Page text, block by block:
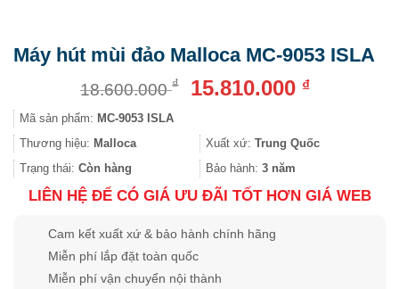
Máy hút mùi đảo Malloca MC-9053 ISLA
18.600.000₫
Giá
18.600.000 ₫.
15.810.000 ₫Giá
là:
Mã sản phẩm: MC-9053 ISLA
Thương hiệu: Malloca Xuất xứ: Trung Quốc
Trạng thái: Còn hàng Bảo hành: 3 năm
LIÊN HỆ ĐỂ CÓ GIÁ ƯU ĐÃI TỐT HƠN GIÁ WEB
Cam kết xuất xứ & bảo hành chính hãng
Miễn phí lắp đặt toàn quốc
Miễn phí vận chuyển nội thành